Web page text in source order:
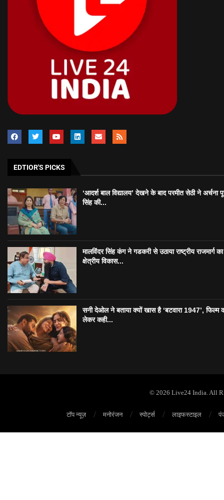
EDTIOR'S PICKS
‘आदर्श बाल विद्यालय’ देखने के बाद परमीत सेठी ने अर्चना
सिंह की...
मालविंदर सिंह कंग ने गडकरी से उठाया राष्ट्रीय राजमार्ग का
क्षेत्रीय विकास...
सनी देओल ने बताया क्यों खास है ‘बटवारा 1947’, फिल्म
लेकर कही...
© 2026 Live24 India. All
टॉप न्यूज़ मनोरंजन स्पोर्ट्स लाइफस्टाइल